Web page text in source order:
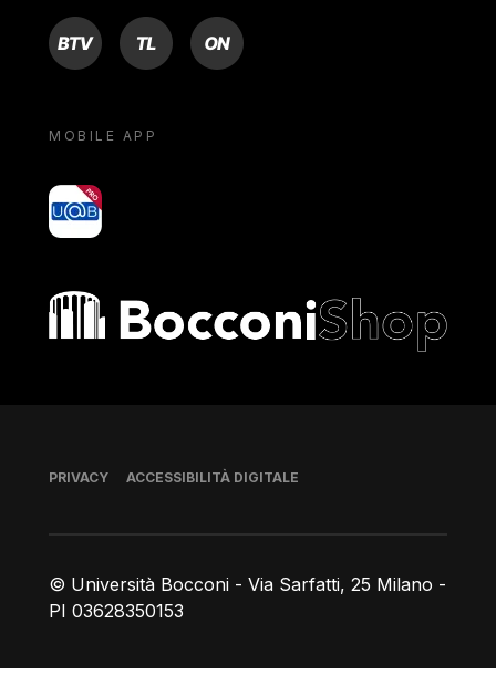
BTV TL ON
MOBILE APP
yoU@B
Bocconi shop
© Università Bocconi - Via Sarfatti, 25 Milano -
PI 03628350153
Piè di pagina
PRIVACY ACCESSIBILITÀ DIGITALE